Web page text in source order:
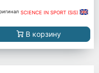
SCIENCE IN SPORT (SiS)
В корзину